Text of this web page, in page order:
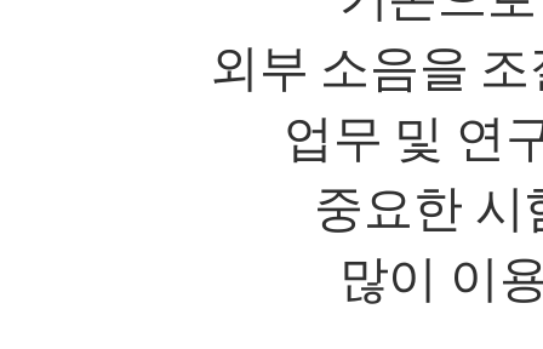
외부 소음을
업무 및 연
중요한 시
많이 이